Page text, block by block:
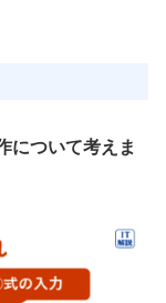
について考えま